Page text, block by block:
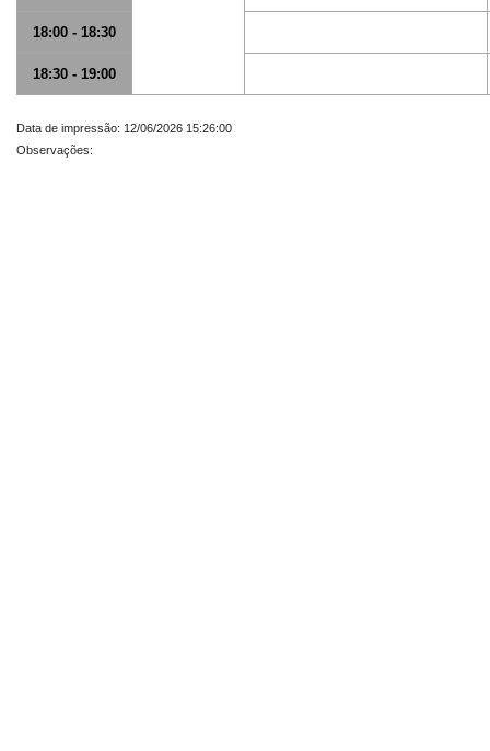
18:00 - 18:30
18:30 - 19:00
Data de impressão: 12/06/2026 15:26:00
Observações: